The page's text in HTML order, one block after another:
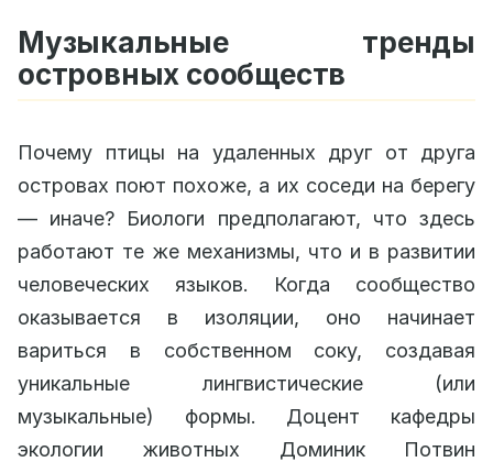
Музыкальные тренды
островных сообществ
Почему птицы на удаленных друг от друга
островах поют похоже, а их соседи на берегу
— иначе? Биологи предполагают, что здесь
работают те же механизмы, что и в развитии
человеческих языков. Когда сообщество
оказывается в изоляции, оно начинает
вариться в собственном соку, создавая
уникальные лингвистические (или
музыкальные) формы. Доцент кафедры
экологии животных Доминик Потвин